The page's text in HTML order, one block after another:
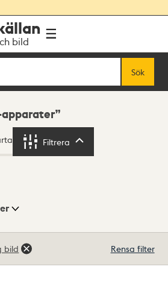
bild
Sök
apparater
Filtrera
bild Rensa filter